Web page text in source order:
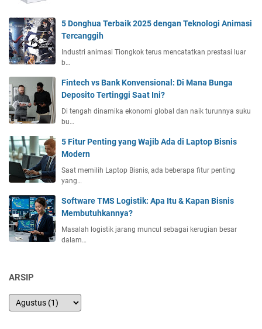
5 Donghua Terbaik 2025 dengan Teknologi Animasi
Tercanggih
Industri animasi Tiongkok terus mencatatkan prestasi luar
b…
Fintech vs Bank Konvensional: Di Mana Bunga
Deposito Tertinggi Saat Ini?
Di tengah dinamika ekonomi global dan naik turunnya suku
bu…
5 Fitur Penting yang Wajib Ada di Laptop Bisnis
Modern
Saat memilih Laptop Bisnis, ada beberapa fitur penting
yang…
Software TMS Logistik: Apa Itu & Kapan Bisnis
Membutuhkannya?
Masalah logistik jarang muncul sebagai kerugian besar
dalam…
ARSIP